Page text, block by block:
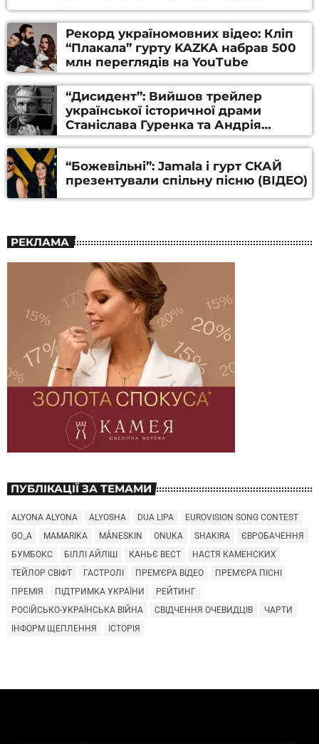
Рекорд україномовних відео: Кліп
“Плакала” гурту KAZKA набрав 500
млн переглядів на YouTube
“Дисидент”: Вийшов трейлер
української історичної драми
Станіслава Гуренка та Андрія
Алфьорова (ВІДЕО)
“Божевільні”: Jamala і гурт СКАЙ
презентували спільну пісню (ВІДЕО)
РЕКЛАМА
ПУБЛІКАЦІЇ ЗА ТЕМАМИ
ALYONA ALYONA ALYOSHA DUA LIPA
EUROVISION SONG CONTEST
GO_A
MAMARIKA MÅNESKIN ONUKA SHAKIRA
ЄВРОБАЧЕННЯ
БУМБОКС
БІЛЛІ АЙЛІШ КАНЬЄ ВЕСТ
НАСТЯ КАМЕНСКИХ
ТЕЙЛОР СВІФТ
ГАСТРОЛІ ПРЕМ'ЄРА ВІДЕО
ПРЕМ'ЄРА ПІСНІ
ПРЕМІЯ
ПІДТРИМКА УКРАЇНИ
РЕЙТИНГ
РОСІЙСЬКО-УКРАЇНСЬКА ВІЙНА
СВІДЧЕННЯ ОЧЕВИДЦІВ
ЧАРТИ
ІНФОРМ ЩЕПЛЕННЯ
ІСТОРІЯ